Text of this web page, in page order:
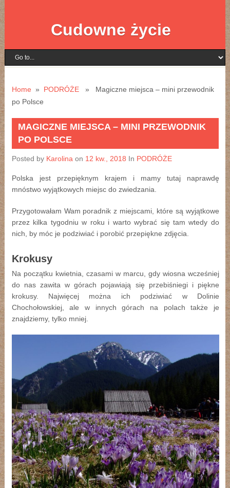
Cudowne życie
Home » PODRÓŻE» Magiczne miejsca – mini przewodnik
po Polsce
MAGICZNE MIEJSCA – MINI PRZEWODNIK
PO POLSCE
Posted by Karolina on 12 kw., 2018 In PODRÓŻE
Polska jest przepięknym krajem i mamy tutaj naprawdę
mnóstwo wyjątkowych miejsc do zwiedzania.
Przygotowałam Wam poradnik z miejscami, które są wyjątkowe
przez kilka tygodniu w roku i warto wybrać się tam wtedy do
nich, by móc je podziwiać i porobić przepiękne zdjęcia.
Krokusy
Na początku kwietnia, czasami w marcu, gdy wiosna wcześniej
do nas zawita w górach pojawiają się przebiśniegi i piękne
krokusy. Najwięcej można ich podziwiać w Dolinie
Chochołowskiej, ale w innych górach na polach także je
znajdziemy, tylko mniej.